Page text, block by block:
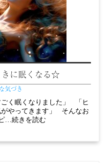
きに眠くなる☆
気づき
ごく眠くなりました」 「ヒ
やってきます」 そんなお
…続きを読む